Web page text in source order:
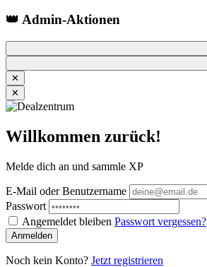
👑 Admin-Aktionen
✕
✕
Willkommen zurück!
Melde dich an und sammle XP
E-Mail oder Benutzername
Passwort
Angemeldet bleiben Passwort vergessen?
Anmelden
Noch kein Konto? Jetzt registrieren